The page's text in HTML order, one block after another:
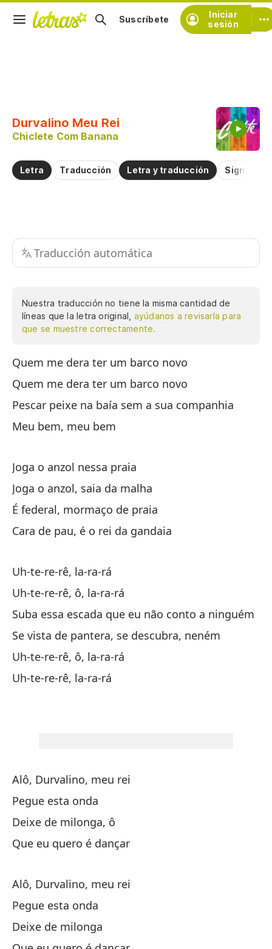
Iniciar
sesión
Suscríbete
Durvalino Meu Rei
Chiclete Com Banana
Letra Traducción Letra y traducción
Traducción automática
Nuestra traducción no tiene la misma cantidad de
líneas que la letra original, ayúdanos a revisarla para
que se muestre correctamente.
Quem me dera ter um barco novo
Quem me dera ter um barco novo
Pescar peixe na baía sem a sua companhia
Meu bem, meu bem
Joga o anzol nessa praia
Joga o anzol, saia da malha
É federal, mormaço de praia
Cara de pau, é o rei da gandaia
Uh-te-re-rê, la-ra-rá
Uh-te-re-rê, ô, la-ra-rá
Suba essa escada que eu não conto a ninguém
Se vista de pantera, se descubra, neném
Uh-te-re-rê, ô, la-ra-rá
Uh-te-re-rê, la-ra-rá
Alô, Durvalino, meu rei
Pegue esta onda
Deixe de milonga, ô
Que eu quero é dançar
Alô, Durvalino, meu rei
Pegue esta onda
Deixe de milonga
Practicar la pronunciación de